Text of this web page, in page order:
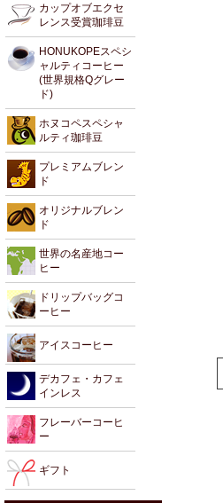
カップオブエクセ
レンス受賞珈琲豆
HONUKOPEスペシ
ャルティコーヒー
(世界規格Qグレー
ド)
ホヌコペスペシャ
ルティ珈琲豆
プレミアムブレン
ド
オリジナルブレン
ド
世界の名産地コー
ヒー
ドリップバッグコ
ーヒー
アイスコーヒー
デカフェ・カフェ
インレス
フレーバーコーヒ
ー
ギフト